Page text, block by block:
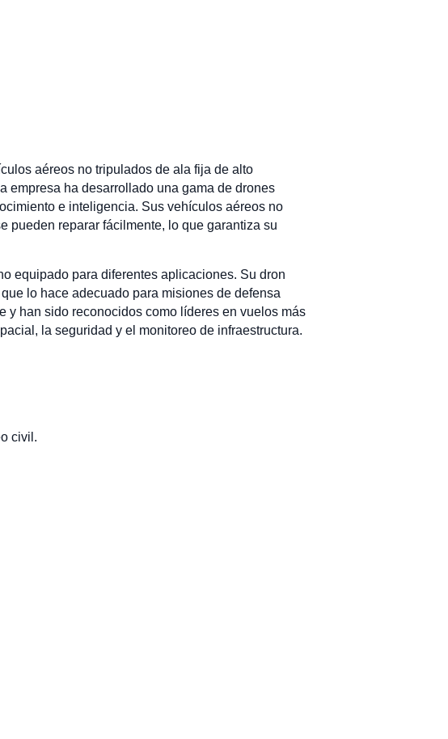
aéreos no tripulados de ala fija de alto
empresa ha desarrollado una gama de drones
e inteligencia. Sus vehículos aéreos no
pueden reparar fácilmente, lo que garantiza su
equipado para diferentes aplicaciones. Su dron
lo hace adecuado para misiones de defensa
y han sido reconocidos como líderes en vuelos más
la seguridad y el monitoreo de infraestructura.
civil.